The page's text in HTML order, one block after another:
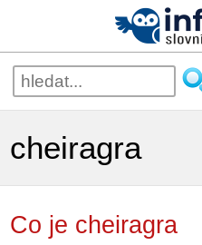
cheiragra
Co je cheiragra